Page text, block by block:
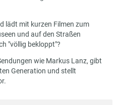
lädt mit kurzen Filmen zum
und auf den Straßen
"völlig bekloppt"?
wie Markus Lanz, gibt
Generation und stellt